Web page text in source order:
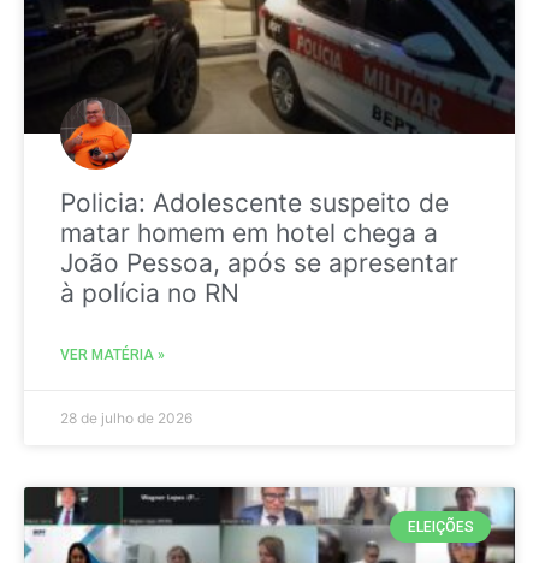
Policia: Adolescente suspeito de
matar homem em hotel chega a
João Pessoa, após se apresentar
à polícia no RN
VER MATÉRIA »
28 de julho de 2026
ELEIÇÕES